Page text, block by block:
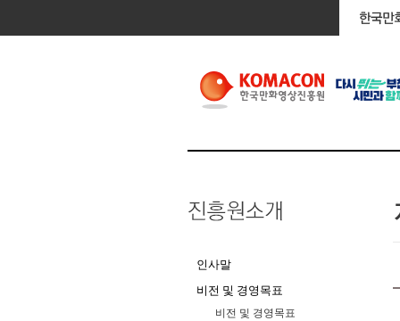
인사말
비전 및 경영목표
비전 및 경영목표